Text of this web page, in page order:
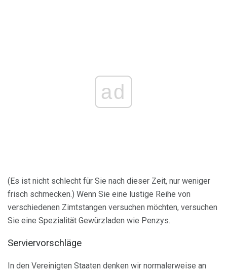
ad
(Es ist nicht schlecht für Sie nach dieser Zeit, nur weniger
frisch schmecken.) Wenn Sie eine lustige Reihe von
verschiedenen Zimtstangen versuchen möchten, versuchen
Sie eine Spezialität Gewürzladen wie Penzys.
Serviervorschläge
In den Vereinigten Staaten denken wir normalerweise an